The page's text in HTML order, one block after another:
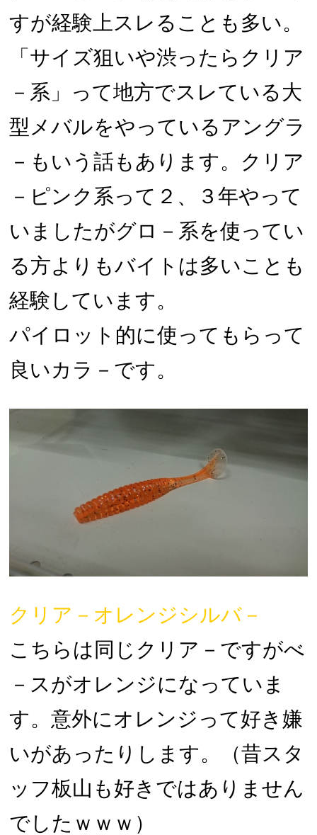
すが経験上スレることも多い。
「サイズ狙いや渋ったらクリア
－系」って地方でスレている大
型メバルをやっているアングラ
－もいう話もあります。クリア
－ピンク系って２、３年やって
いましたがグロ－系を使ってい
る方よりもバイトは多いことも
経験しています。
パイロット的に使ってもらって
良いカラ－です。
クリア－オレンジシルバ－
こちらは同じクリア－ですがべ
－スがオレンジになっていま
す。意外にオレンジって好き嫌
いがあったりします。（昔スタ
ッフ板山も好きではありません
でしたｗｗｗ）